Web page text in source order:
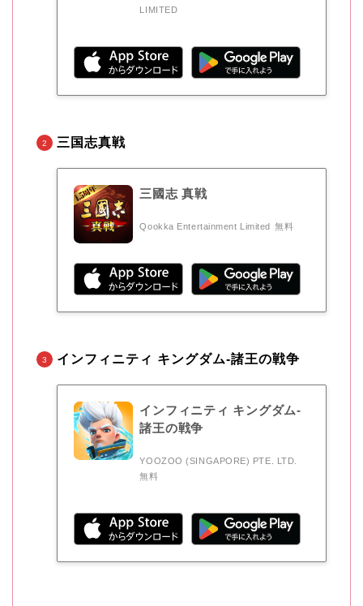
LIMITED
三国志真戦
三國志 真戦
Qookka Entertainment Limited 無料
インフィニティ キングダム-諸王の戦争
インフィニティ キングダム-
諸王の戦争
YOOZOO (SINGAPORE) PTE. LTD.
無料